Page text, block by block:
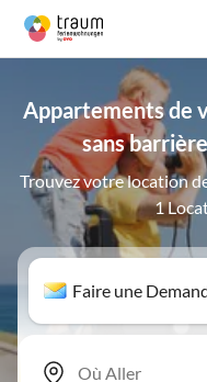
Appartements de
sans
Trouvez votre location
1
Faire une